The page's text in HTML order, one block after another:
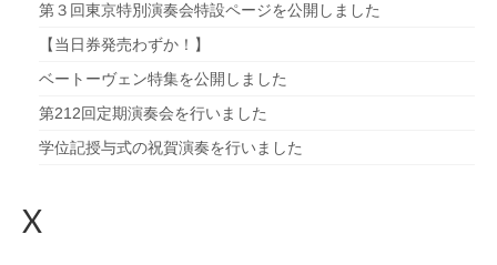
第３回東京特別演奏会特設ページを公開しました
【当日券発売わずか！】
ベートーヴェン特集を公開しました
第212回定期演奏会を行いました
学位記授与式の祝賀演奏を行いました
X